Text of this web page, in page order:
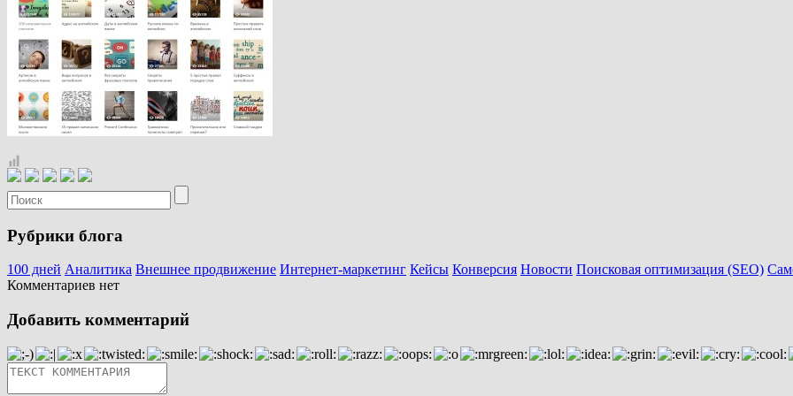
Рубрики блога
100 дней Аналитика Внешнее продвижение Интернет-маркетинг Кейсы Конверсия Новости Поисковая оптимизация (SEO)
Комментариев нет
Добавить комментарий